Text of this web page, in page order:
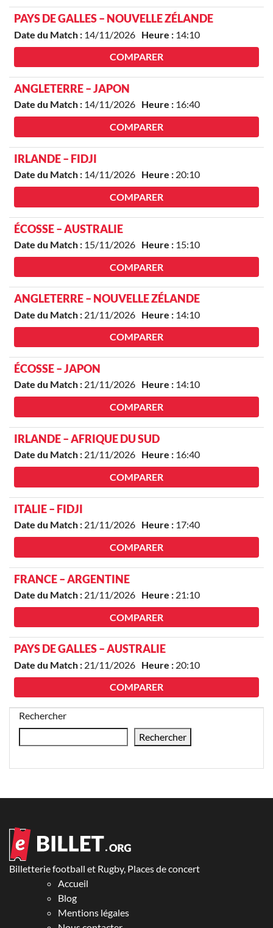
Rechercher
Rechercher
PAYS DE GALLES – NOUVELLE ZÉLANDE
Date du Match : 14/11/2026 Heure : 14:10
COMPARER
ANGLETERRE – JAPON
Date du Match : 14/11/2026 Heure : 16:40
COMPARER
IRLANDE – FIDJI
Date du Match : 14/11/2026 Heure : 20:10
COMPARER
ÉCOSSE – AUSTRALIE
Date du Match : 15/11/2026 Heure : 15:10
COMPARER
ANGLETERRE – NOUVELLE ZÉLANDE
Date du Match : 21/11/2026 Heure : 14:10
COMPARER
ÉCOSSE – JAPON
Date du Match : 21/11/2026 Heure : 14:10
COMPARER
IRLANDE – AFRIQUE DU SUD
Date du Match : 21/11/2026 Heure : 16:40
COMPARER
ITALIE – FIDJI
Date du Match : 21/11/2026 Heure : 17:40
COMPARER
FRANCE – ARGENTINE
Date du Match : 21/11/2026 Heure : 21:10
COMPARER
PAYS DE GALLES – AUSTRALIE
Date du Match : 21/11/2026 Heure : 20:10
COMPARER
Billetterie football et Rugby, Places de concert
Accueil
Blog
Mentions légales